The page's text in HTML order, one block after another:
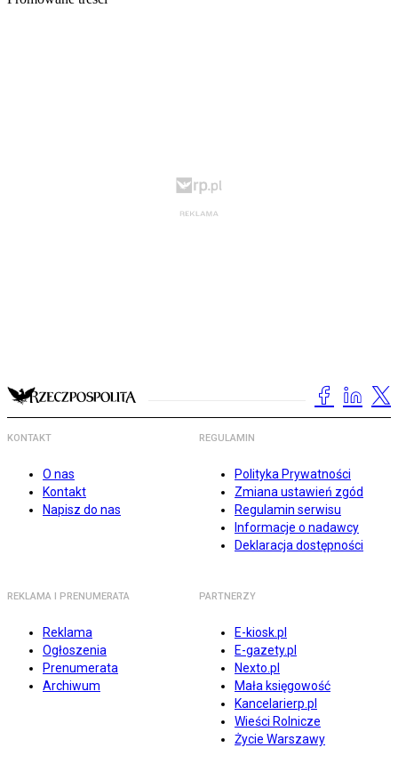
KONTAKT
O nas
Kontakt
Napisz do nas
REGULAMIN
Polityka Prywatności
Zmiana ustawień zgód
Regulamin serwisu
Informacje o nadawcy
Deklaracja dostępności
REKLAMA I PRENUMERATA
Reklama
Ogłoszenia
Prenumerata
Archiwum
PARTNERZY
E-kiosk.pl
E-gazety.pl
Nexto.pl
Mała księgowość
Kancelarierp.pl
Wieści Rolnicze
Życie Warszawy